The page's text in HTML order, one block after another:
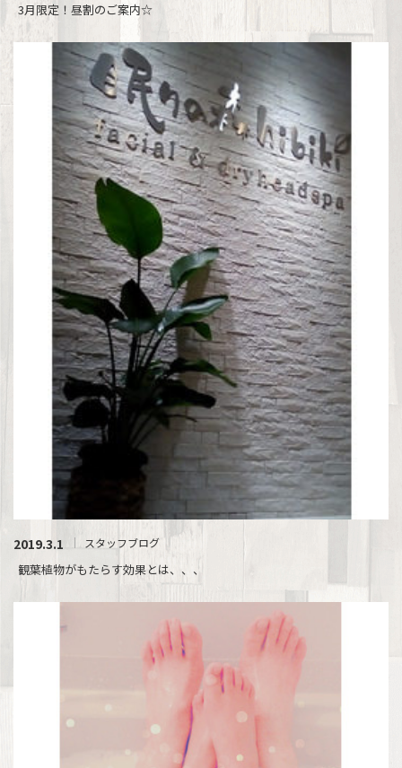
3月限定！昼割のご案内☆
2019.3.1 スタッフブログ
観葉植物がもたらす効果とは、、、